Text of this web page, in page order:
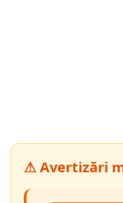
⚠ Avertizări